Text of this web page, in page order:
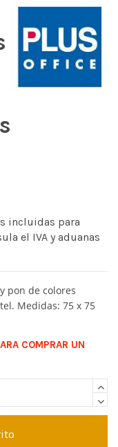
incluidas para
el IVA y aduanas
pon de colores
Medidas: 75 x 75
COMPRAR UN